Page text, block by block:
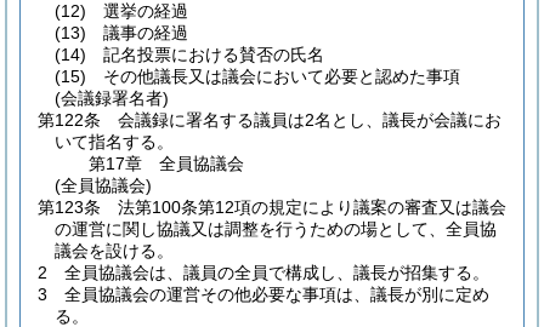
(12)
選挙の経過
(13)
議事の経過
(14)
記名投票における賛否の氏名
(15)
その他議長又は議会において必要と認めた事項
(会議録署名者)
第122条
会議録に署名する議員は2名とし、議長が会議にお
いて指名する。
第17章
全員協議会
(全員協議会)
第123条
法第100条第12項の規定により議案の審査又は議会
の運営に関し協議又は調整を行うための場として、全員協
議会を設ける。
2
全員協議会は、議員の全員で構成し、議長が招集する。
3
全員協議会の運営その他必要な事項は、議長が別に定め
る。